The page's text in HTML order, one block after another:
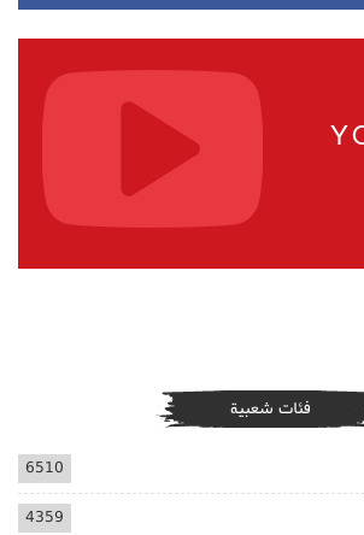
فئات شعبية
6510
4359